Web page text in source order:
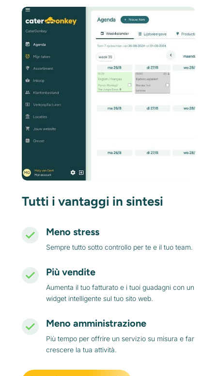
Tutti i vantaggi in sintesi
Meno stress
Sempre tutto sotto controllo per te e il tuo team.
Più vendite
Aumenta il tuo fatturato e i tuoi guadagni con un
widget intelligente sul tuo sito web.
Meno amministrazione
Più tempo per offrire un servizio su misura e far
crescere la tua attività.